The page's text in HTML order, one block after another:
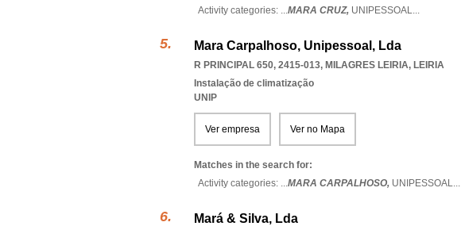
Activity categories: ...MARA CRUZ, UNIPESSOAL...
Mara Carpalhoso, Unipessoal, Lda
R PRINCIPAL 650, 2415-013, MILAGRES LEIRIA, LEIRIA
Instalação de climatização
UNIP
Ver empresa Ver no Mapa
Matches in the search for:
Activity categories: ...MARA CARPALHOSO, UNIPESSOAL...
Mará & Silva, Lda